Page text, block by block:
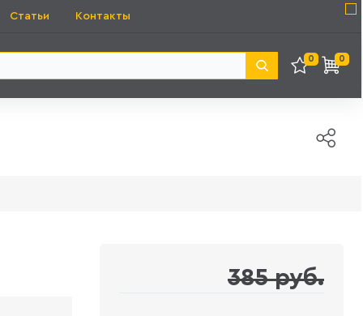
Статьи Контакты
0 0
385 руб.